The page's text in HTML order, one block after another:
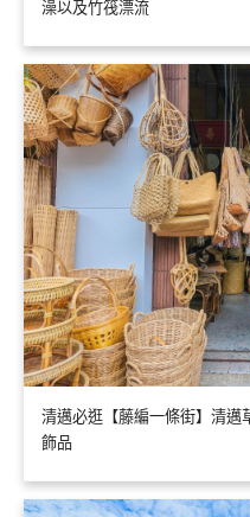
澡以及竹筏漂流
清邁必逛【藤編一條街】清邁
飾品